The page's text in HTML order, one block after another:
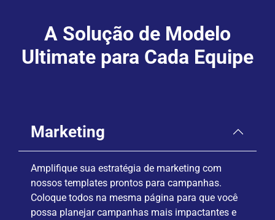
A Solução de Modelo
Ultimate para Cada Equipe
Marketing
Amplifique sua estratégia de marketing com
nossos templates prontos para campanhas.
Coloque todos na mesma página para que você
possa planejar campanhas mais impactantes e